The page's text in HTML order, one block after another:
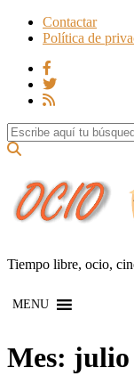
Contactar
Política de
Search for:
Tiempo libre, ocio,
MENU
Mes: julio